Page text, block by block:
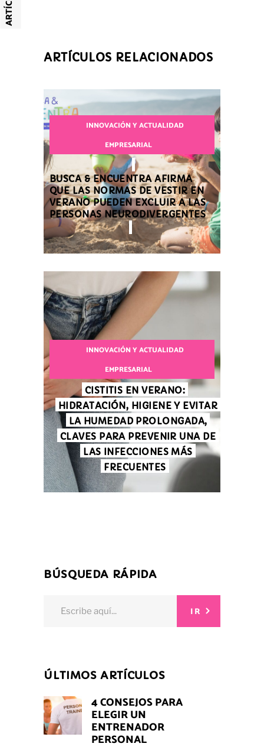
ARTÍCULOS RELACIONADOS
INNOVACIÓN Y ACTUALIDAD
EMPRESARIAL
BUSCA & ENCUENTRA AFIRMA
QUE LAS NORMAS DE VESTIR EN
VERANO PUEDEN EXCLUIR A LAS
PERSONAS NEURODIVERGENTES
INNOVACIÓN Y ACTUALIDAD
EMPRESARIAL
CISTITIS EN VERANO:
HIDRATACIÓN, HIGIENE Y EVITAR
LA HUMEDAD PROLONGADA,
CLAVES PARA PREVENIR UNA DE
LAS INFECCIONES MÁS
FRECUENTES
BÚSQUEDA RÁPIDA
IR
ÚLTIMOS ARTÍCULOS
4 CONSEJOS PARA
ELEGIR UN
ENTRENADOR
PERSONAL